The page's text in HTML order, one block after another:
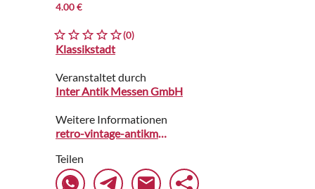
4.00 €
(0)
Klassikstadt
Veranstaltet durch
Inter Antik Messen GmbH
Weitere Informationen
retro-vintage-antikmarkt.de
Teilen